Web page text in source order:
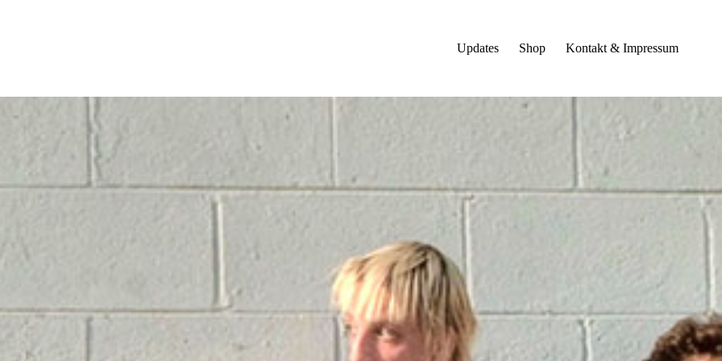
Updates
Shop Kontakt & Impressum